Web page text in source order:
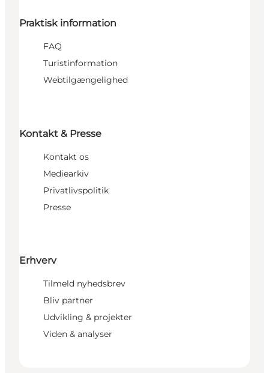
Praktisk information
FAQ
Turistinformation
Webtilgængelighed
Kontakt & Presse
Kontakt os
Mediearkiv
Privatlivspolitik
Presse
Erhverv
Tilmeld nyhedsbrev
Bliv partner
Udvikling & projekter
Viden & analyser